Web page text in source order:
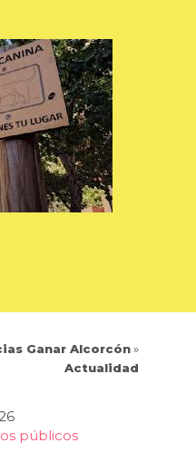
Ganar Alcorcón»
Actualidad
públicos